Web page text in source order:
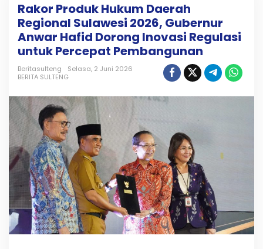
k
o
r
P
r
o
k
k
u
m
D
a
e
a
h
R
Rakor Produk Hukum Daerah
Regional Sulawesi 2026, Gubernur
Anwar Hafid Dorong Inovasi Regulasi
untuk Percepat Pembangunan
Beritasulteng
Selasa, 2 Juni 2026
BERITA SULTENG